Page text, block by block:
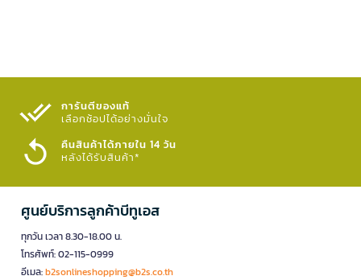
การันตีของแท้
เลือกช้อปได้อย่างมั่นใจ​
คืนสินค้าได้ภายใน 14 วัน
หลังได้รับสินค้า*
ศูนย์บริการลูกค้าบีทูเอส
ทุกวัน เวลา 8.30-18.00 น.
โทรศัพท์: 02-115-0999
อีเมล:b2sonlineshopping@b2s.co.th